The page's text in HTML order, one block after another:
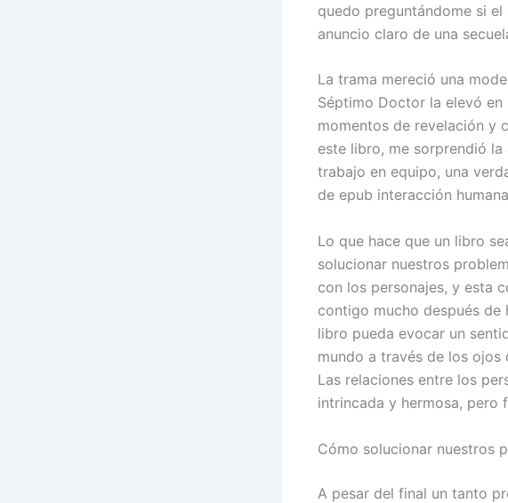
quedo preguntándome si
anuncio claro de una
La trama mereció una
Séptimo Doctor la elevó
momentos de revelación y
este libro, me sorprendió
trabajo en equipo, una
de epub interacción
Lo que hace que un libro
solucionar nuestros
con los personajes, y esta
contigo mucho después de
libro pueda evocar un
mundo a través de los ojos
Las relaciones entre los
intrincada y hermosa, pero
Cómo solucionar nuestros
A pesar del final un tanto